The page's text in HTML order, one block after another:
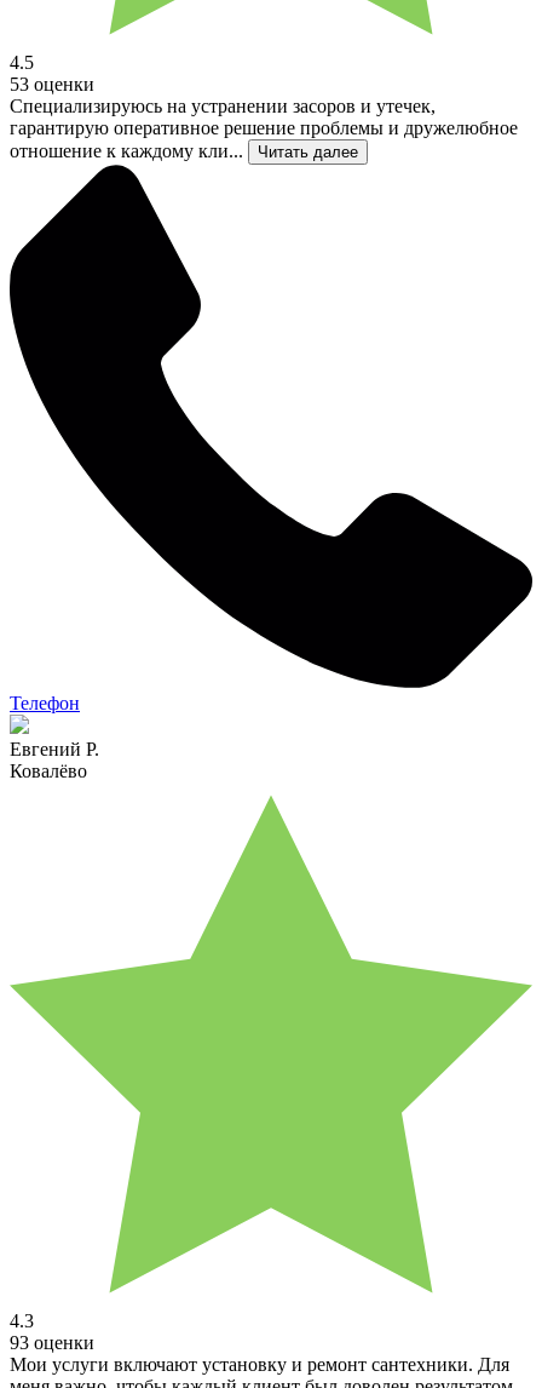
4.5
53 оценки
Специализируюсь на устранении засоров и утечек,
гарантирую оперативное решение проблемы и дружелюбное
отношение к каждому кли...
Читать далее
Телефон
Евгений Р.
Ковалёво
4.3
93 оценки
Мои услуги включают установку и ремонт сантехники. Для